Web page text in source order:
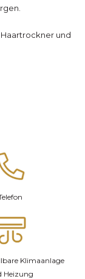
und
Klimaanlage
Heizung